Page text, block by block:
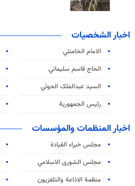
اخبار الشخصيات
الامام الخامنئي
الحاج قاسم سليماني
السید عبدالملک الحوثي
رئيس الجمهورية
اخبار المنظمات والمؤسسات
مجلس خبراء القيادة
مجلس الشورى الاسلامي
منظمة الاذاعة والتلفزیون